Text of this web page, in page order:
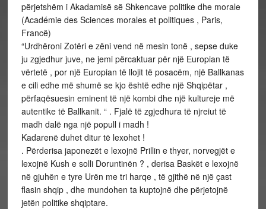
përjetshëm i Akadamisë së Shkencave politike dhe morale
(Académie des Sciences morales et politiques , Paris,
Francë)
“Urdhëroni Zotëri e zëni vend në mesin tonë , sepse duke
ju zgjedhur juve, ne jemi përcaktuar për një Europian të
vërtetë , por një Europian të llojit të posacëm, një Ballkanas
e cili edhe më shumë se kjo është edhe një Shqipëtar ,
përfaqësuesin eminent të një kombi dhe një kultureje më
autentike të Ballkanit. “ . Fjalë të zgjedhura të njreiut të
madh dalë nga një popull i madh !
Kadarenë duhet ditur të lexohet !
. Përderisa japonezët e lexojnë Prillin e thyer, norvegjët e
lexojnë Kush e solli Doruntinën ? , derisa Baskët e lexojnë
në gjuhën e tyre Urën me tri harqe , të gjithë në një çast
flasin shqip , dhe mundohen ta kuptojnë dhe përjetojnë
jetën politike shqiptare.